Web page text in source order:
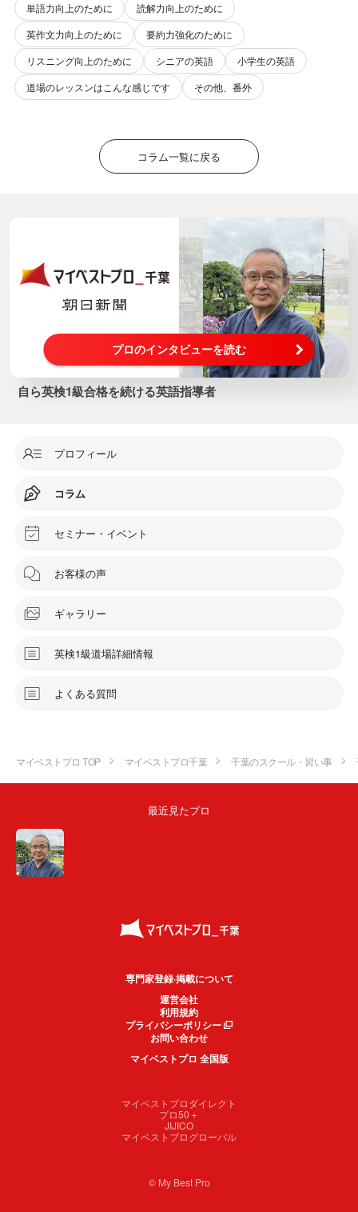
単語力向上のために
読解力向上のために
英作文力向上のために
要約力強化のために
リスニング向上のために
シニアの英語
小学生の英語
道場のレッスンはこんな感じです
その他、番外
コラム一覧に戻る
プロのインタビューを読む
自ら英検1級合格を続ける英語指導者
プロフィール
コラム
セミナー・イベント
お客様の声
ギャラリー
英検1級道場詳細情報
よくある質問
マイベストプロ TOP マイベストプロ千葉 千葉のスクール・習い事
最近見たプロ
専門家登録·掲載について
運営会社
利用規約
プライバシーポリシー
お問い合わせ
マイベストプロ 全国版
マイベストプロダイレクト
プロ50＋
JIJICO
マイベストプログローバル
© My Best Pro